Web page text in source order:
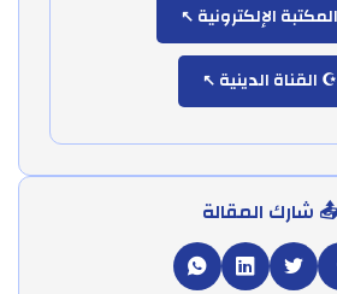
الإلكترونية
☪️ القناة الدينية
📤 شارك المقالة